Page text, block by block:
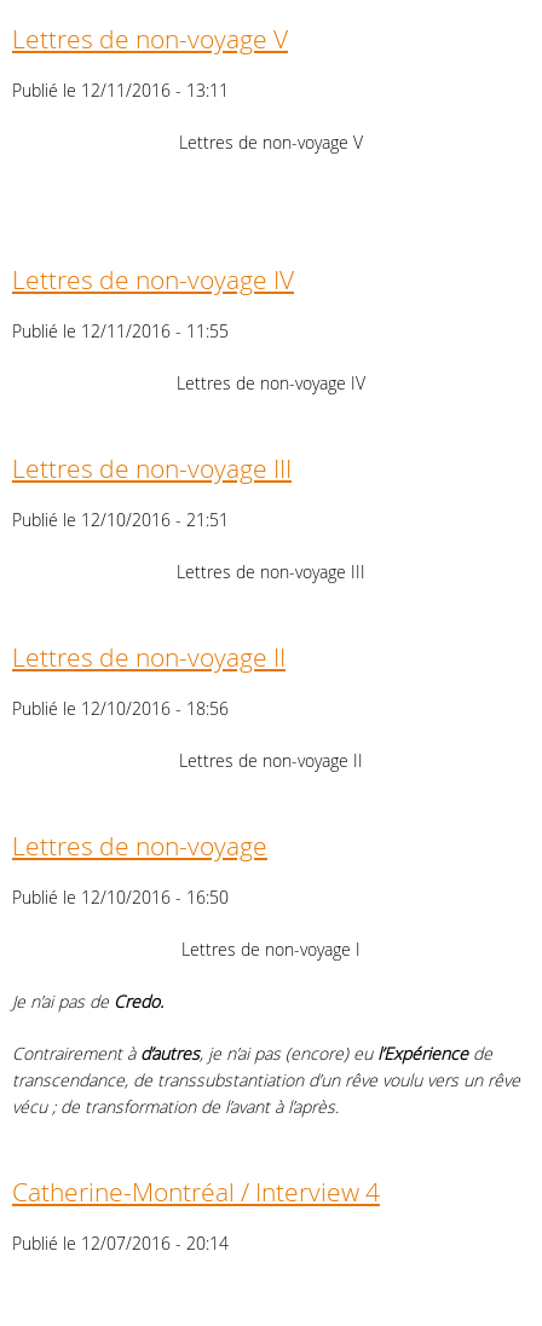
Lettres de non-voyage V
Publié le 12/11/2016 - 13:11
Lettres de non-voyage V
Lettres de non-voyage IV
Publié le 12/11/2016 - 11:55
Lettres de non-voyage IV
Lettres de non-voyage III
Publié le 12/10/2016 - 21:51
Lettres de non-voyage III
Lettres de non-voyage II
Publié le 12/10/2016 - 18:56
Lettres de non-voyage II
Lettres de non-voyage
Publié le 12/10/2016 - 16:50
Lettres de non-voyage I
Je n’ai pas de Credo.
Contrairement à d’autres, je n’ai pas (encore) eu l’Expérience de
transcendance, de transsubstantiation d’un rêve voulu vers un rêve
vécu ; de transformation de l’avant à l’après.
Catherine-Montréal / Interview 4
Publié le 12/07/2016 - 20:14